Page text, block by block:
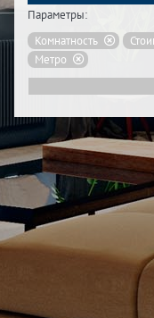
Параметры:
Комнатность
Метро